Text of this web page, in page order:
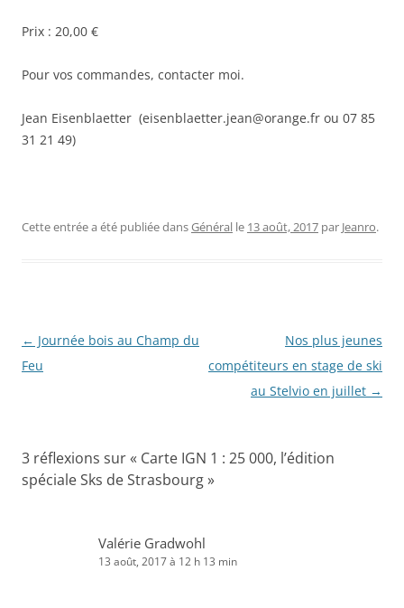
Prix : 20,00 €
Pour vos commandes, contacter moi.
Jean Eisenblaetter (eisenblaetter.jean@orange.fr ou 07 85
31 21 49)
Cette entrée a été publiée dansGénéral le 13 août, 2017 par Jeanro.
Navigation
des
← Journée bois au Champ du
Feu
Nos plus jeunes
compétiteurs en stage de ski
au Stelvio en juillet →
3 réflexions sur « Carte IGN 1 : 25 000, l’édition
spéciale Sks de Strasbourg»
Valérie Gradwohl
13 août, 2017 à 12 h 13 min